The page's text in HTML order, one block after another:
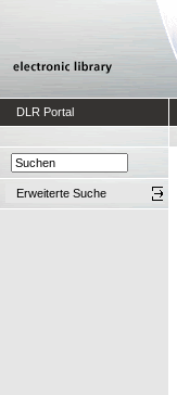
DLR Portal
Erweiterte Suche